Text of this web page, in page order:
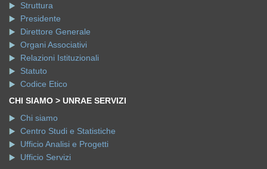
Struttura
Presidente
Direttore Generale
Organi Associativi
Relazioni Istituzionali
Statuto
Codice Etico
CHI SIAMO > UNRAE SERVIZI
Chi siamo
Centro Studi e Statistiche
Ufficio Analisi e Progetti
Ufficio Servizi